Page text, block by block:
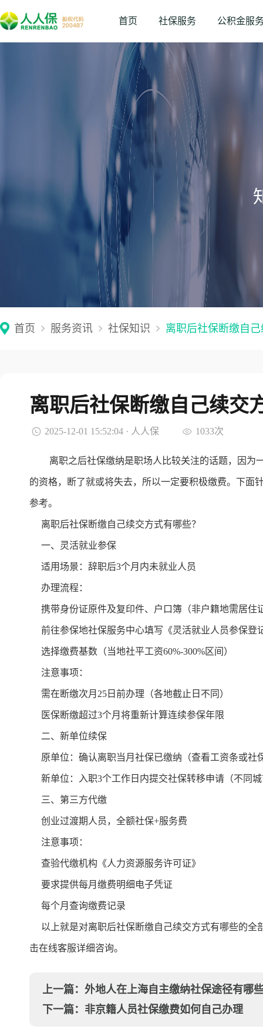
首页 社保服务 公积金服
首页 服务资讯 社保知识 离职后社保断缴自
离职后社保断缴自己续交
2025-12-01 15:52:04 · 人人保 1033次
离职之后社保缴纳是职场人比较关注的话题，因为
的资格，断了就或将失去，所以一定要积极缴费。下面
参考。
离职后社保断缴自己续交方式有哪些？
一、灵活就业参保
适用场景：辞职后3个月内未就业人员
办理流程：
携带身份证原件及复印件、户口簿（非户籍地需居住
前往参保地社保服务中心填写《灵活就业人员参保登
选择缴费基数（当地社平工资60%-300%区间）
注意事项：
需在断缴次月25日前办理（各地截止日不同）
医保断缴超过3个月将重新计算连续参保年限
二、新单位续保
原单位：确认离职当月社保已缴纳（查看工资条或社
新单位：入职3个工作日内提交社保转移申请（不同
三、第三方代缴
创业过渡期人员，全额社保+服务费
注意事项：
查验代缴机构《人力资源服务许可证》
要求提供每月缴费明细电子凭证
每个月查询缴费记录
以上就是对离职后社保断缴自己续交方式有哪些的全
击在线客服详细咨询。
上一篇： 外地人在上海自主缴纳社保途径有哪
下一篇： 非京籍人员社保缴费如何自己办理